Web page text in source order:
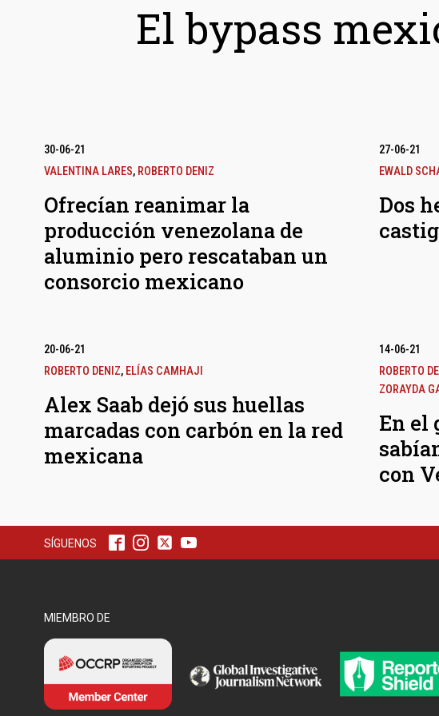
El bypass
30-06-21
VALENTINA LARES, ROBERTO DENIZ
Ofrecían reanimar la
producción venezolana de
aluminio pero rescataban un
consorcio mexicano
27-06-21
EWALD
Dos
20-06-21
ROBERTO DENIZ, ELÍAS CAMHAJI
Alex Saab dejó sus huellas
marcadas con carbón en la red
mexicana
14-06-21
ROBERTO
ZORAYDA
En el
con
SÍGUENOS
MIEMBRO DE